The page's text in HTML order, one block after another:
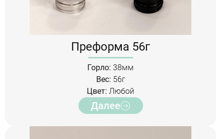
Преформа 56г
Горло: 38мм
Вес: 56г
Цвет: Любой
Далее